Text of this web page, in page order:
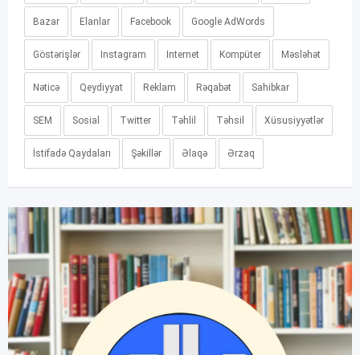
Bazar Elanlar Facebook Google AdWords
Göstərişlər Instagram Internet Kompüter Məsləhət
Nəticə Qeydiyyat Reklam Rəqabət Sahibkar
SEM Sosial Twitter Təhlil Təhsil Xüsusiyyətlər
İstifadə Qaydaları Şəkillər Əlaqə Ərzaq